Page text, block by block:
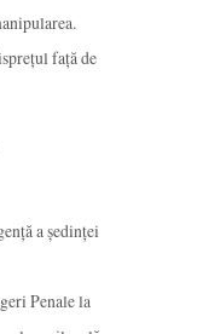
față de
a ședinței
Penale la